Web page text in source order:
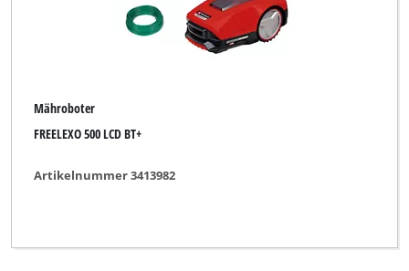
Mähroboter
FREELEXO 500 LCD BT+
Artikelnummer 3413982